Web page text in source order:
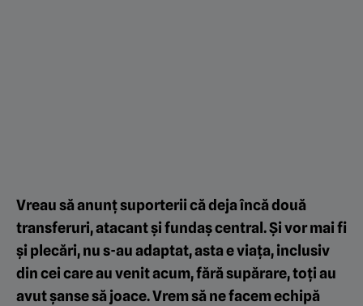
Vreau să anunț suporterii că deja încă două
transferuri, atacant și fundaș central. Și vor mai fi
și plecări, nu s-au adaptat, asta e viața, inclusiv
din cei care au venit acum, fără supărare, toți au
avut șanse să joace. Vrem să ne facem echipă